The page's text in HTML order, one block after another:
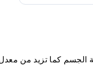
الجسم كما تزيد من معدل